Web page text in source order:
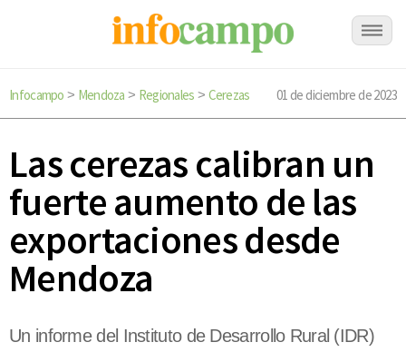
Infocampo > Mendoza > Regionales > Cerezas 01 de diciembre de 2023
Las cerezas calibran un
fuerte aumento de las
exportaciones desde
Mendoza
Un informe del Instituto de Desarrollo Rural (IDR)